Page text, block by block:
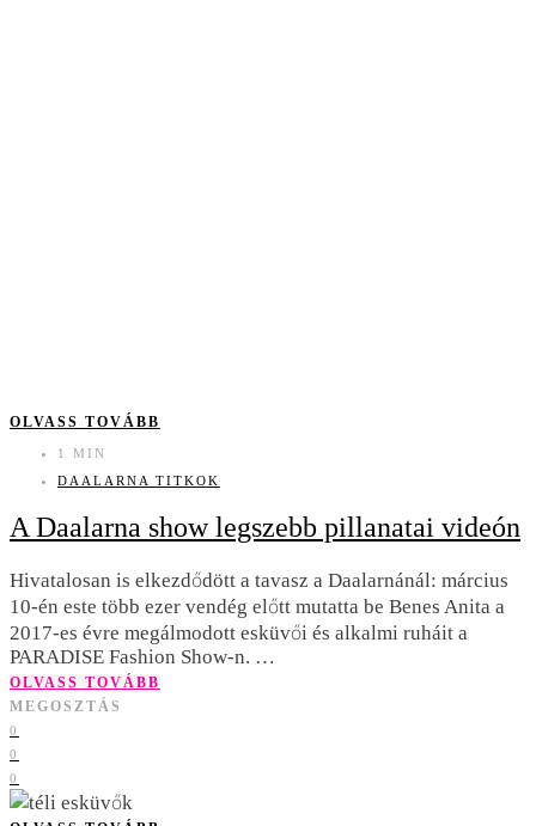
OLVASS TOVÁBB
1 MIN
DAALARNA TITKOK
A Daalarna show legszebb pillanatai videón
Hivatalosan is elkezdődött a tavasz a Daalarnánál: március
10-én este több ezer vendég előtt mutatta be Benes Anita a
2017-es évre megálmodott esküvői és alkalmi ruháit a
PARADISE Fashion Show-n. …
OLVASS TOVÁBB
MEGOSZTÁS
0
0
0